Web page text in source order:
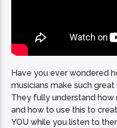
Have you ever wondered
musicians make such
They fully understand how
and how to use this to
YOU while you listen to